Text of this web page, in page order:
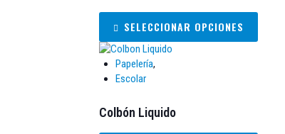
SELECCIONAR OPCIONES
Papelería,
Escolar
Colbón Liquido